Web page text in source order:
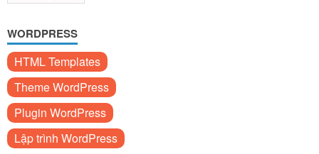
WORDPRESS
HTML Templates
Theme WordPress
Plugin WordPress
Lập trình WordPress